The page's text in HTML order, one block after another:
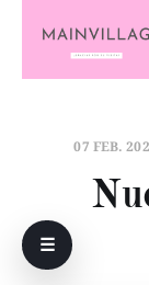
07 FEB.
☰